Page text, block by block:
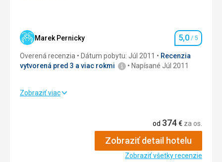
Ubytovanie 4,0/ 5
Okolie 5,0
Marek Pernicky Hodnotenie
5,0 / 5
Overená recenzia Dátum pobytu: Júl 2011
Recenzia
vytvorená pred 3 a viac rokmi
Napísané Júl 2011
5,0 / 5
Zobraziť viac
od 374€ za os.
Zobraziť detail hotelu
Zobraziť všetky recenzie